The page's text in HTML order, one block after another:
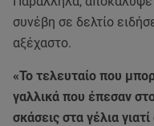
συνέβη σε δελτίο
αξέχαστο.
«Το τελευταίο που
γαλλικά που έπεσαν
σκάσεις στα γέλια